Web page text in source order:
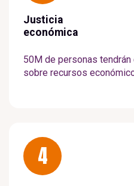
Justicia
económica
50M de personas
sobre recursos
4